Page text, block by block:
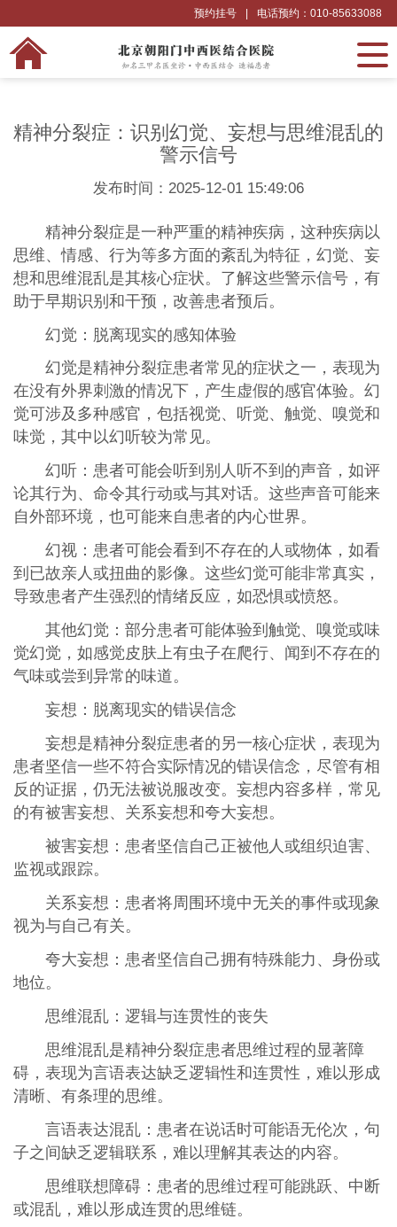
电话预约：010-85633088
预约挂号
精神分裂症：识别幻觉、妄想与思维混乱的
警示信号
发布时间：2025-12-01 15:49:06
精神分裂症是一种严重的精神疾病，这种疾病以
思维、情感、行为等多方面的紊乱为特征，幻觉、妄
想和思维混乱是其核心症状。了解这些警示信号，有
助于早期识别和干预，改善患者预后。
幻觉：脱离现实的感知体验
幻觉是精神分裂症患者常见的症状之一，表现为
在没有外界刺激的情况下，产生虚假的感官体验。幻
觉可涉及多种感官，包括视觉、听觉、触觉、嗅觉和
味觉，其中以幻听较为常见。
幻听‌：患者可能会听到别人听不到的声音，如评
论其行为、命令其行动或与其对话。这些声音可能来
自外部环境，也可能来自患者的内心世界。
幻视‌：患者可能会看到不存在的人或物体，如看
到已故亲人或扭曲的影像。这些幻觉可能非常真实，
导致患者产生强烈的情绪反应，如恐惧或愤怒‌。
其他幻觉‌：部分患者可能体验到触觉、嗅觉或味
觉幻觉，如感觉皮肤上有虫子在爬行、闻到不存在的
气味或尝到异常的味道‌。
妄想：脱离现实的错误信念
妄想是精神分裂症患者的另一核心症状，表现为
患者坚信一些不符合实际情况的错误信念，尽管有相
反的证据，仍无法被说服改变。妄想内容多样，常见
的有被害妄想、关系妄想和夸大妄想。
被害妄想‌：患者坚信自己正被他人或组织迫害、
监视或跟踪。
关系妄想‌：患者将周围环境中无关的事件或现象
视为与自己有关。
夸大妄想‌：患者坚信自己拥有特殊能力、身份或
地位。
思维混乱：逻辑与连贯性的丧失
思维混乱是精神分裂症患者思维过程的显著障
碍，表现为言语表达缺乏逻辑性和连贯性，难以形成
清晰、有条理的思维。
言语表达混乱‌：患者在说话时可能语无伦次，句
子之间缺乏逻辑联系，难以理解其表达的内容。
思维联想障碍‌：患者的思维过程可能跳跃、中断
或混乱，难以形成连贯的思维链。